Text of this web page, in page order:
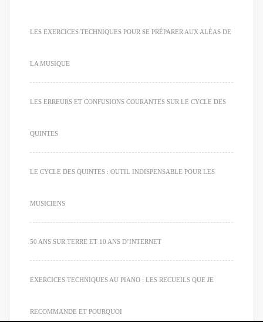
LES EXERCICES TECHNIQUES POUR SE PRÉPARER AUX ALÉAS DE
LA MUSIQUE
LES ERREURS ET CONFUSIONS COURANTES SUR LE CYCLE DES
QUINTES
LE CYCLE DES QUINTES : OUTIL INDISPENSABLE POUR LES
MUSICIENS
50 ANS SUR TERRE ET 10 ANS D’INTERNET
EXERCICES TECHNIQUES AU PIANO : LES RECUEILS QUE JE
RECOMMANDE ET POURQUOI